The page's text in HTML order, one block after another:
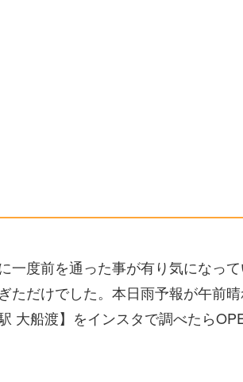
一度前を通った事が有り気になって
ただけでした。本日雨予報が午前
大船渡】をインスタで調べたら